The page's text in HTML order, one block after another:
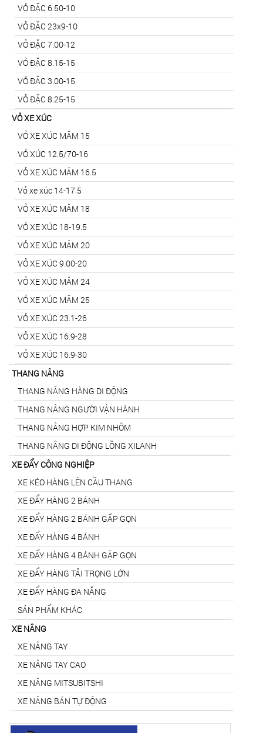
VỎ ĐẶC 6.50-10
VỎ ĐẶC 23x9-10
VỎ ĐẶC 7.00-12
VỎ ĐẶC 8.15-15
VỎ ĐẶC 3.00-15
VỎ ĐẶC 8.25-15
VỎ XE XÚC
VỎ XE XÚC MÂM 15
VỎ XÚC 12.5/70-16
VỎ XE XÚC MÂM 16.5
Vỏ xe xúc 14-17.5
VỎ XE XÚC MÂM 18
VỎ XE XÚC 18-19.5
VỎ XE XÚC MÂM 20
VỎ XE XÚC 9.00-20
VỎ XE XÚC MÂM 24
VỎ XE XÚC MÂM 25
VỎ XE XÚC 23.1-26
VỎ XE XÚC 16.9-28
VỎ XE XÚC 16.9-30
THANG NÂNG
THANG NÂNG HÀNG DI ĐỘNG
THANG NÂNG NGƯỜI VẬN HÀNH
THANG NÂNG HỢP KIM NHÔM
THANG NÂNG DI ĐỘNG LỒNG XILANH
XE ĐẨY CÔNG NGHIỆP
XE KÉO HÀNG LÊN CẦU THANG
XE ĐẨY HÀNG 2 BÁNH
XE ĐẨY HÀNG 2 BÁNH GẤP GỌN
XE ĐẨY HÀNG 4 BÁNH
XE ĐẨY HÀNG 4 BÁNH GẬP GỌN
XE ĐẨY HÀNG TẢI TRỌNG LỚN
XE ĐẨY HÀNG ĐA NĂNG
SẢN PHẨM KHÁC
XE NÂNG
XE NÂNG TAY
XE NÂNG TAY CAO
XE NÂNG MITSUBITSHI
XE NÂNG BÁN TỰ ĐỘNG